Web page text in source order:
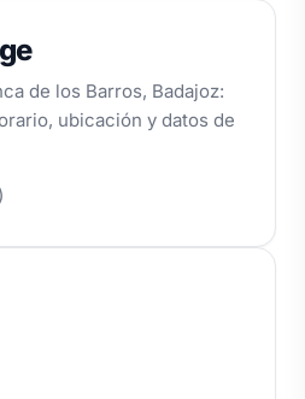
de los Barros, Badajoz:
ubicación y datos de